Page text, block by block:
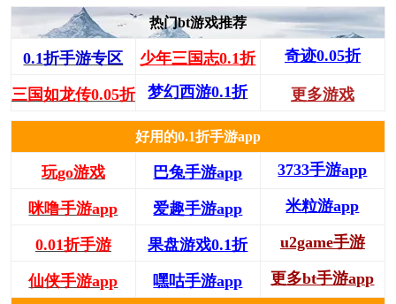
热门bt游戏推荐
0.1折手游专区 少年三国志0.1折 奇迹0.05折
三国如龙传0.05折 梦幻西游0.1折 更多游戏
好用的0.1折手游app
玩go游戏 巴兔手游app 3733手游app
咪噜手游app 爱趣手游app 米粒游app
0.01折手游 果盘游戏0.1折 u2game手游
仙侠手游app 嘿咕手游app 更多bt手游app